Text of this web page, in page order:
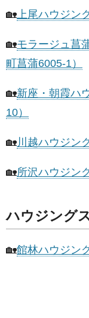
🏡上尾ハウジン
🏡モラージュ菖
町菖蒲6005-1）
🏡新座・朝霞ハ
10）
🏡川越ハウジン
🏡所沢ハウジン
ハウジング
🏡館林ハウジン